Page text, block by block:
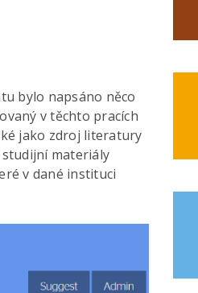
bylo napsáno něco
v těchto pracích
jako zdroj literatury
materiály
v dané instituci